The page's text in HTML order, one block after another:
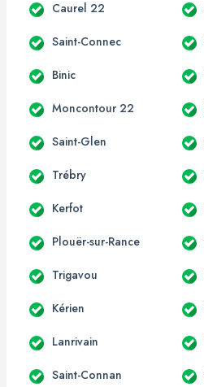
Caurel 22
Saint-Connec
Binic
Moncontour 22
Saint-Glen
Trébry
Kerfot
Plouër-sur-Rance
Trigavou
Kérien
Lanrivain
Saint-Connan